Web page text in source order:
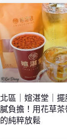
北區｜媗湛堂｜
膩負擔！用花草茶
的純粹放鬆